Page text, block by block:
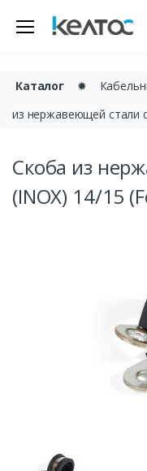
Каталог ✹
из нержавеющей стали
Скоба из
(INOX) 14/15